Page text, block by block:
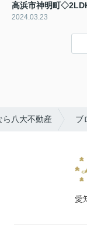
高浜市神明町
2024.03.23
ら八大不動産 ブ
愛